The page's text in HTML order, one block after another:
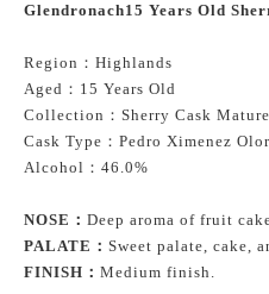
Glendronach15 Years Old
Region ： Highlands
Aged ： 15 Years Old
Collection ： Sherry Cask
Cask Type ： Pedro Ximenez
Alcohol ： 46.0%
NOSE ： Deep aroma of fruit
PALATE ： Sweet palate, cake,
FINISH ： Medium finish.